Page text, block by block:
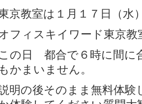
京教室は１月１７日（水
フィスキイワード東京教
の日 都合で６時に間に
もかまいません。
明の後そのまま無料体